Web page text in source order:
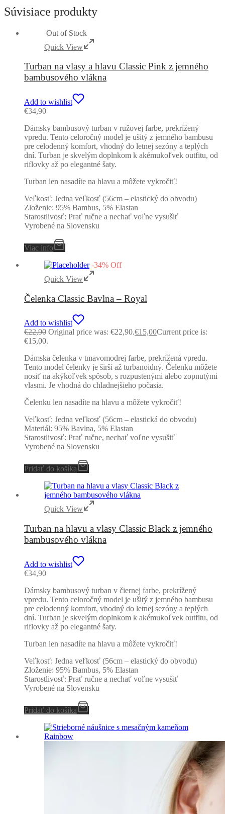
Súvisiace produkty
Out of Stock
Quick View
Turban na vlasy a hlavu Classic Pink z jemného
bambusového vlákna
Add to wishlist
€34,90
Dámsky bambusový turban v ružovej farbe, prekrížený
vpredu. Tento celoročný model je ušitý z jemného bambusu
pre celodenný komfort, vhodný do letnej sezóny a teplých
dní. Turban je skvelým doplnkom k akémukoľvek outfitu, od
riflovky až po elegantné šaty.
Turban len nasadíte na hlavu a môžete vykročiť!
Veľkosť: Jedna veľkosť (56cm – elastický do obvodu)
Zloženie: 95% Bambus, 5% Elastan
Starostlivosť: Prať ručne a nechať voľne vysušiť
Vyrobené na Slovensku
Viac info
-34% Off
Quick View
Čelenka Classic Bavlna – Royal
Add to wishlist
€22,90 Original price was: €22,90.€15,00Current price is:
€15,00.
Dámska čelenka v tmavomodrej farbe, prekrížená vpredu.
Tento model čelenky je širší až turbanoidný. Čelenku môžete
nosiť na akýkoľvek spôsob, s rozpustenými alebo zopnutými
vlasmi. Je vhodná do chladnejšieho počasia.
Čelenku len nasadíte na hlavu a môžete vykročiť!
Veľkosť: Jedna veľkosť (56cm – elastická do obvodu)
Materiál: 95% Bavlna, 5% Elastan
Starostlivosť: Prať ručne, nechať voľne vysušiť
Vyrobené na Slovensku
Pridať do košíka
Quick View
Turban na hlavu a vlasy Classic Black z jemného
bambusového vlákna
Add to wishlist
€34,90
Dámsky bambusový turban v čiernej farbe, prekrížený
vpredu. Tento celoročný model je ušitý z jemného bambusu
pre celodenný komfort, vhodný do letnej sezóny a teplých
dní. Turban je skvelým doplnkom k akémukoľvek outfitu, od
riflovky až po elegantné šaty.
Turban len nasadíte na hlavu a môžete vykročiť!
Veľkosť: Jedna veľkosť (56cm – elastický do obvodu)
Zloženie: 95% Bambus, 5% Elastan
Starostlivosť: Prať ručne a nechať voľne vysušiť
Vyrobené na Slovensku
Pridať do košíka